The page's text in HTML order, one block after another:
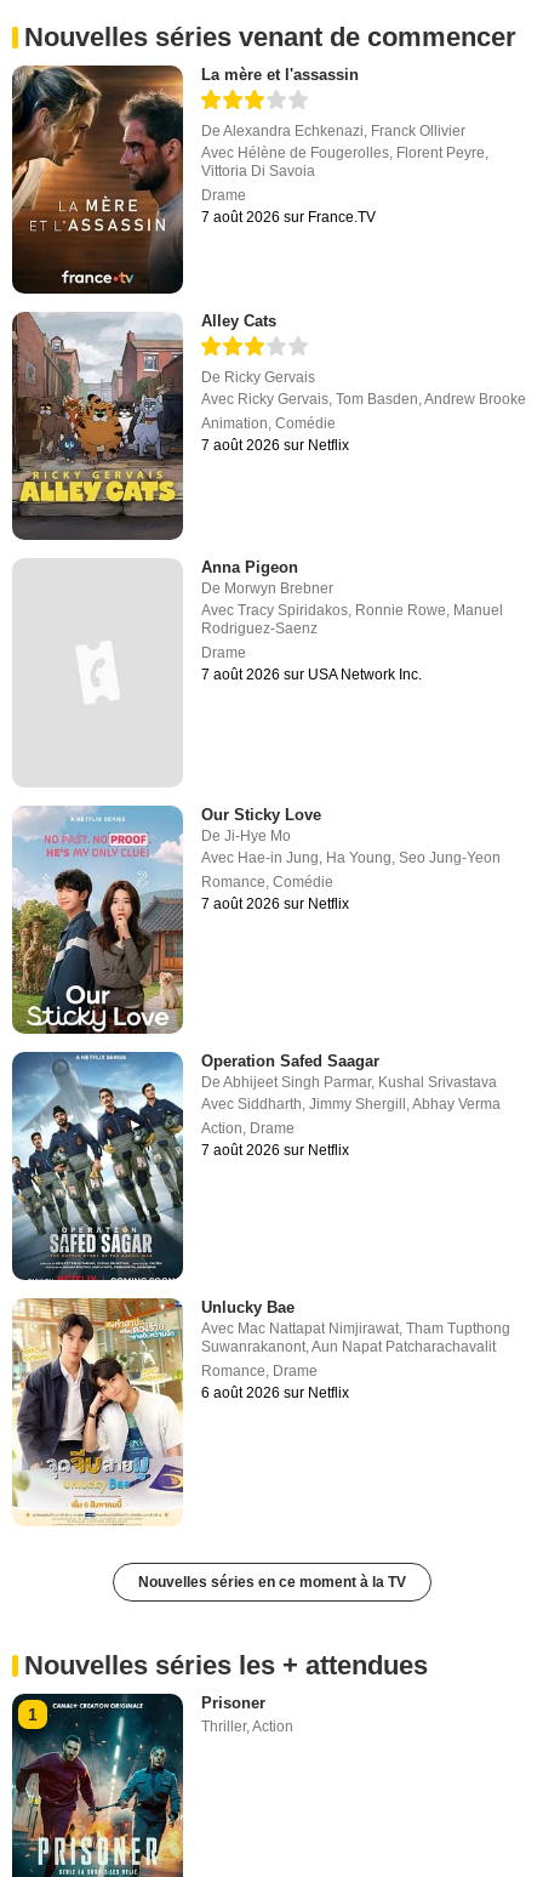
Nouvelles séries venant de commencer
La mère et l'assassin
DeAlexandra Echkenazi Franck Ollivier
Avec Hélène de Fougerolles Florent Peyre
Vittoria Di Savoia
Drame
7 août 2026 sur France.TV
Alley Cats
De Ricky Gervais
Avec Ricky Gervais,Tom Basden,Andrew Brooke
Animation,Comédie
7 août 2026 sur Netflix
Anna Pigeon
De Morwyn Brebner
AvecTracy Spiridakos, Ronnie Rowe, Manuel
Rodriguez-Saenz
Drame
7 août 2026 sur USA Network Inc.
Our Sticky Love
DeJi-Hye Mo
Avec Hae-in Jung Ha Young ,Seo Jung-Yeon
Romance ,Comédie
7 août 2026 sur Netflix
Operation Safed Saagar
DeAbhijeet Singh Parmar, Kushal Srivastava
AvecSiddharth,Jimmy Shergill,Abhay Verma
Action, Drame
7 août 2026 sur Netflix
Unlucky Bae
Avec Mac Nattapat Nimjirawat,Tham Tupthong
Suwanrakanont,Aun Napat Patcharachavalit
Romance, Drame
6 août 2026 sur Netflix
Nouvelles séries en ce moment à la TV
Nouvelles séries les + attendues
1
Prisoner
Thriller,Action